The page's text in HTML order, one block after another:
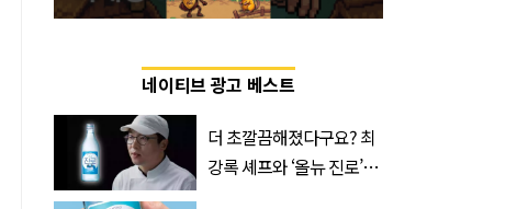
네이티브 광고 베스트
더 초깔끔해졌다구요? 최
강록 셰프와 ‘올뉴 진로’의